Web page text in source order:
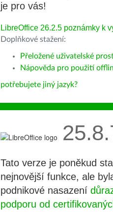
je pro vás!
LibreOffice 26.2.5 poznámky k
Doplňkové stažení:
Přeložené uživatelské
Nápověda pro použití
potřebujete jiný jazyk?
Tato verze je poněkud
nejnovější funkce, ale
podnikové nasazení
podporu od